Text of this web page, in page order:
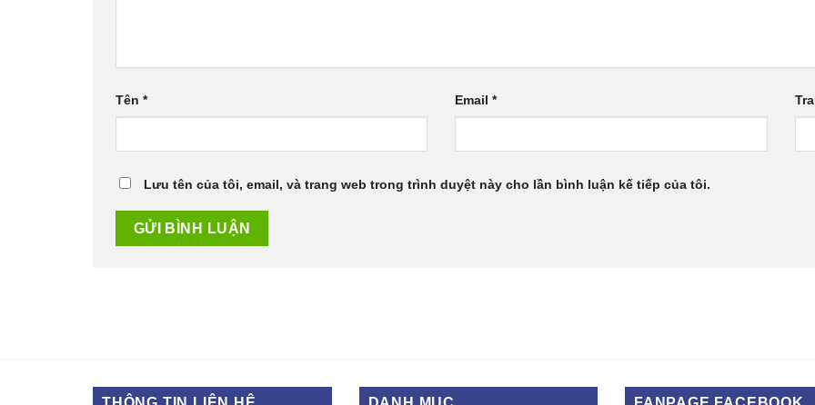
Tên * Email*
Lưu tên của tôi, email, và trang web trong trình duyệt này cho lần bình luận kế tiếp của tôi.